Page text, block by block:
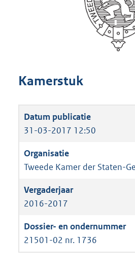
Kamerstuk
31-03-2017 12:50
Tweede Kamer der Staten-
2016-2017
21501-02 nr. 1736